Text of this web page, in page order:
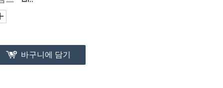
바구니에 담기